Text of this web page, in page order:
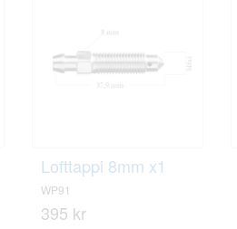
Lofttappi 8mm x1
WP91
395 kr